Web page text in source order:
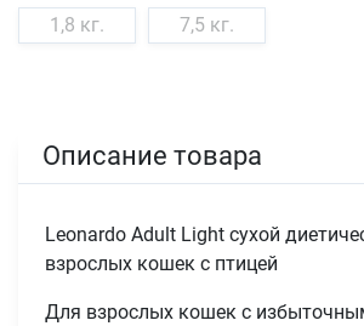
1,8 кг. 7,5 кг.
Описание товара
Leonardo Adult Light сухой
взрослых кошек с птицей
Для взрослых кошек с